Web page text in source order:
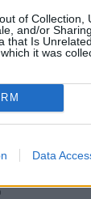
of Collection,
and/or
that Is
it was
Data
de